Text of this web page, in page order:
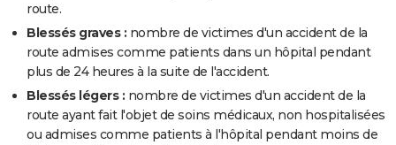
route.
Blessés graves : nombre de victimes d'un accident de la
route admises comme patients dans un hôpital pendant
plus de 24 heures à la suite de l'accident.
Blessés légers : nombre de victimes d'un accident de la
route ayant fait l'objet de soins médicaux, non hospitalisées
ou admises comme patients à l'hôpital pendant moins de